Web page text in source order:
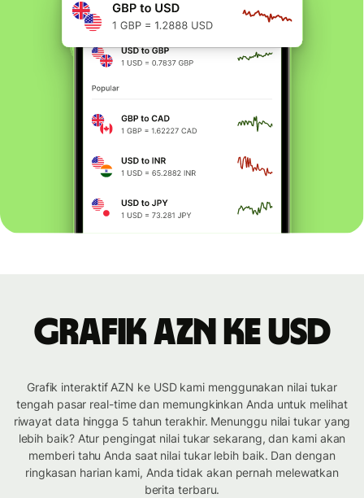
Grafik AZN ke USD
Grafik interaktif AZN ke USD kami menggunakan nilai tukar
tengah pasar real-time dan memungkinkan Anda untuk melihat
riwayat data hingga 5 tahun terakhir. Menunggu nilai tukar yang
lebih baik? Atur pengingat nilai tukar sekarang, dan kami akan
memberi tahu Anda saat nilai tukar lebih baik. Dan dengan
ringkasan harian kami, Anda tidak akan pernah melewatkan
berita terbaru.